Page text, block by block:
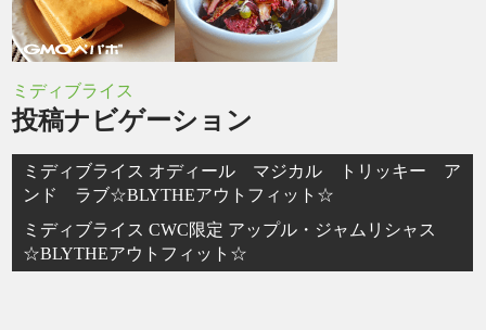
ミディブライス
投稿ナビゲーション
ミディブライス オディール マジカル トリッキー ア
ンド ラブ☆BLYTHEアウトフィット☆
ミディブライス CWC限定 アップル・ジャムリシャス
☆BLYTHEアウトフィット☆